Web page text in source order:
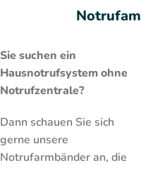
Sie suchen ein
Hausnotrufsystem ohne
Notrufzentrale?
Dann schauen Sie sich
gerne unsere
Notrufarmbänder an, die